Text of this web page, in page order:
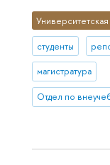
студенты
магистратура
Отдел по